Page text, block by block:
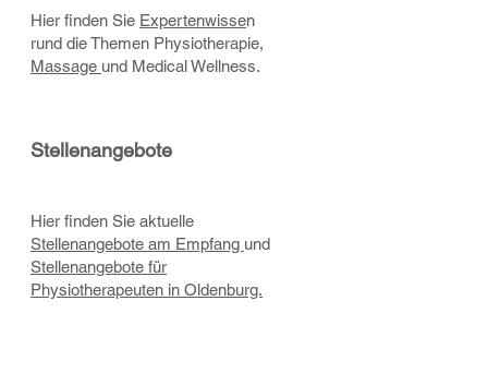
Hier finden Sie Expertenwissen
rund die Themen Physiotherapie,
Massage und Medical Wellness.
Stellenangebote
Hier finden Sie aktuelle
Stellenangebote am Empfang und
Stellenangebote für
Physiotherapeuten in Oldenburg.